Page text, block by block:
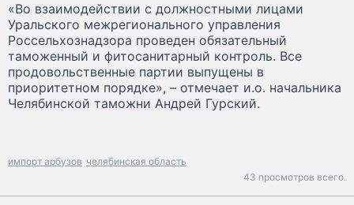
«Во взаимодействии с должностными лицами
Уральского межрегионального управления
Россельхознадзора проведен обязательный
таможенный и фитосанитарный контроль. Все
продовольственные партии выпущены в
приоритетном порядке», – отмечает и.о. начальника
Челябинской таможни Андрей Гурский.
импорт арбузов челябинская область
43 просмотров всего.